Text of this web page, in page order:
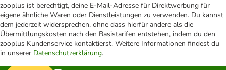
zooplus ist berechtigt, deine E-Mail-Adresse für Direktwerbung für
eigene ähnliche Waren oder Dienstleistungen zu verwenden. Du kannst
dem jederzeit widersprechen, ohne dass hierfür andere als die
Übermittlungskosten nach den Basistarifen entstehen, indem du den
zooplus Kundenservice kontaktierst. Weitere Informationen findest du
in unserer Datenschutzerklärung.